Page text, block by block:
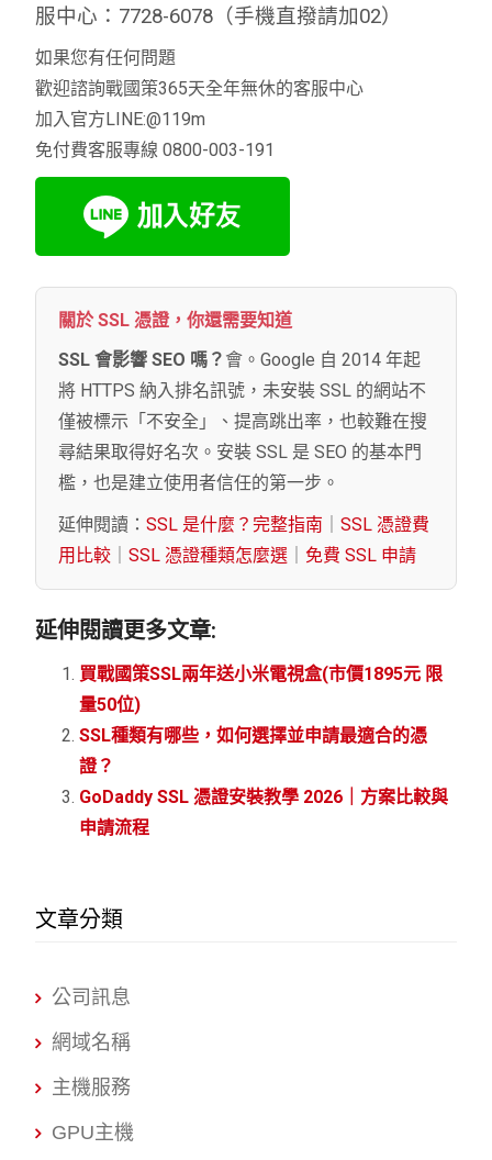
服中心：7728-6078（手機直撥請加02）
如果您有任何問題
歡迎諮詢戰國策365天全年無休的客服中心
加入官方LINE:@119m
免付費客服專線 0800-003-191
關於 SSL 憑證，你還需要知道
SSL 會影響 SEO 嗎？ 會。Google 自 2014 年起
將 HTTPS 納入排名訊號，未安裝 SSL 的網站不
僅被標示「不安全」、提高跳出率，也較難在搜
尋結果取得好名次。安裝 SSL 是 SEO 的基本門
檻，也是建立使用者信任的第一步。
延伸閱讀：SSL 是什麼？完整指南 ｜SSL 憑證費
用比較 ｜SSL 憑證種類怎麼選 免費 SSL 申請
延伸閱讀更多文章:
買戰國策SSL兩年送小米電視盒(市價1895元 限
量50位)
SSL種類有哪些，如何選擇並申請最適合的憑
證？
GoDaddy SSL 憑證安裝教學 2026｜方案比較與
申請流程
文章分類
公司訊息
網域名稱
主機服務
GPU主機